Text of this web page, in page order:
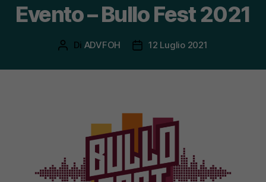
Evento – Bullo Fest 2021
Autore
Di ADVFOH
Data12 Luglio 2021